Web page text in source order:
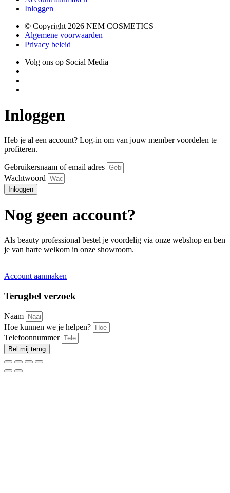
Inloggen
© Copyright 2026 NEM COSMETICS
Algemene voorwaarden
Privacy beleid
Volg ons op Social Media
Inloggen
Heb je al een account? Log-in om van jouw member voordelen te
profiteren.
Gebruikersnaam of email adres
Wachtwoord
Inloggen
Nog geen account?
Als beauty professional bestel je voordelig via onze webshop en ben
je van harte welkom in onze showroom.
Account aanmaken
Terugbel verzoek
Naam
Hoe kunnen we je helpen?
Telefoonnummer
Bel mij terug